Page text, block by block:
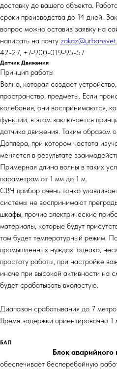
доставку до вашего объекта.
сроки производства до 14 дней.
вопрос можно оставив заявку на
написать на почту
42-27, +7-900-019-95-57
Датчик Движения
Принцип работы
Волна, которая создаёт
пространство, предметы. Если
колебания, они воспринимаются,
функции, в этом заключается
датчика движения. Таким образом
Доплера, при котором частота
меняется в результате
Примерная длина волны в таких
параметрам от 1 мм до 1 м.
СВЧ прибор очень тонко
системы не воспринимают
шкафы, прочие электрические
материалы, которые будут
там будет температурный режим.
промышленных нуждах, однако,
простоту работы, при настройке
иначе при высокой активности на
будет срабатывать вхолостую.
Диапазон срабатывания до 7
Время задержки ориентировочно 1
БАП
Блок
обеспечивает бесперебойную